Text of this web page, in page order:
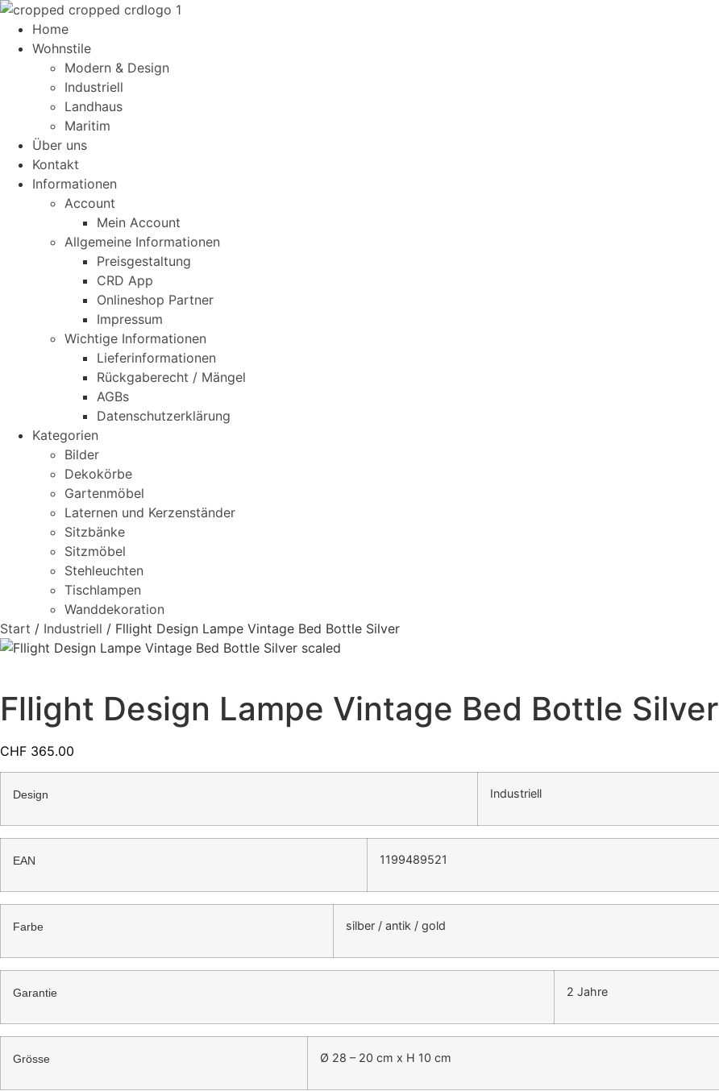
Home
Wohnstile
Modern & Design
Industriell
Landhaus
Maritim
Über uns
Kontakt
Informationen
Account
Mein Account
Allgemeine Informationen
Preisgestaltung
CRD App
Onlineshop Partner
Impressum
Wichtige Informationen
Lieferinformationen
Rückgaberecht / Mängel
AGBs
Datenschutzerklärung
Kategorien
Bilder
Dekokörbe
Gartenmöbel
Laternen und Kerzenständer
Sitzbänke
Sitzmöbel
Stehleuchten
Tischlampen
Wanddekoration
Start / Industriell / Fllight Design Lampe Vintage Bed Bottle Silver
Fllight Design Lampe Vintage Bed Bottle Silver
CHF 365.00
Design Industriell
EAN 1199489521
Farbe silber / antik / gold
Garantie 2 Jahre
Grösse Ø 28 – 20 cm x H 10 cm